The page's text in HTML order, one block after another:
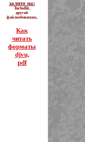
залито на:
TurboBit,
другой
файлообменник,
Как
читать
форматы
djvu,
pdf